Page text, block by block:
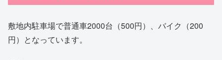
敷地内駐車場で普通車2000台（500円）、バイク（200
円）となっています。